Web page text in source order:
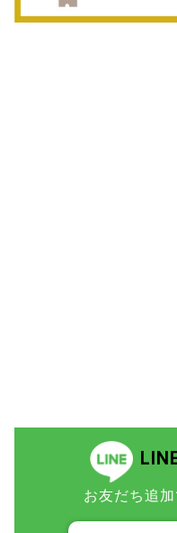
お友だち追